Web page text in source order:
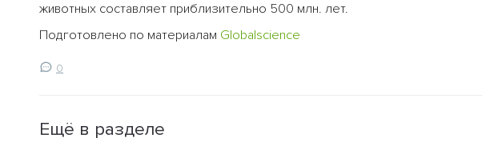
животных составляет приблизительно 500 млн. лет.
Подготовлено по материалам Globalscience
0
Ещё в разделе